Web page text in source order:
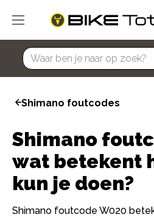
home
Shimano foutcodes
Shimano
wat betekent
kun je doen?
Shimano foutcode W020